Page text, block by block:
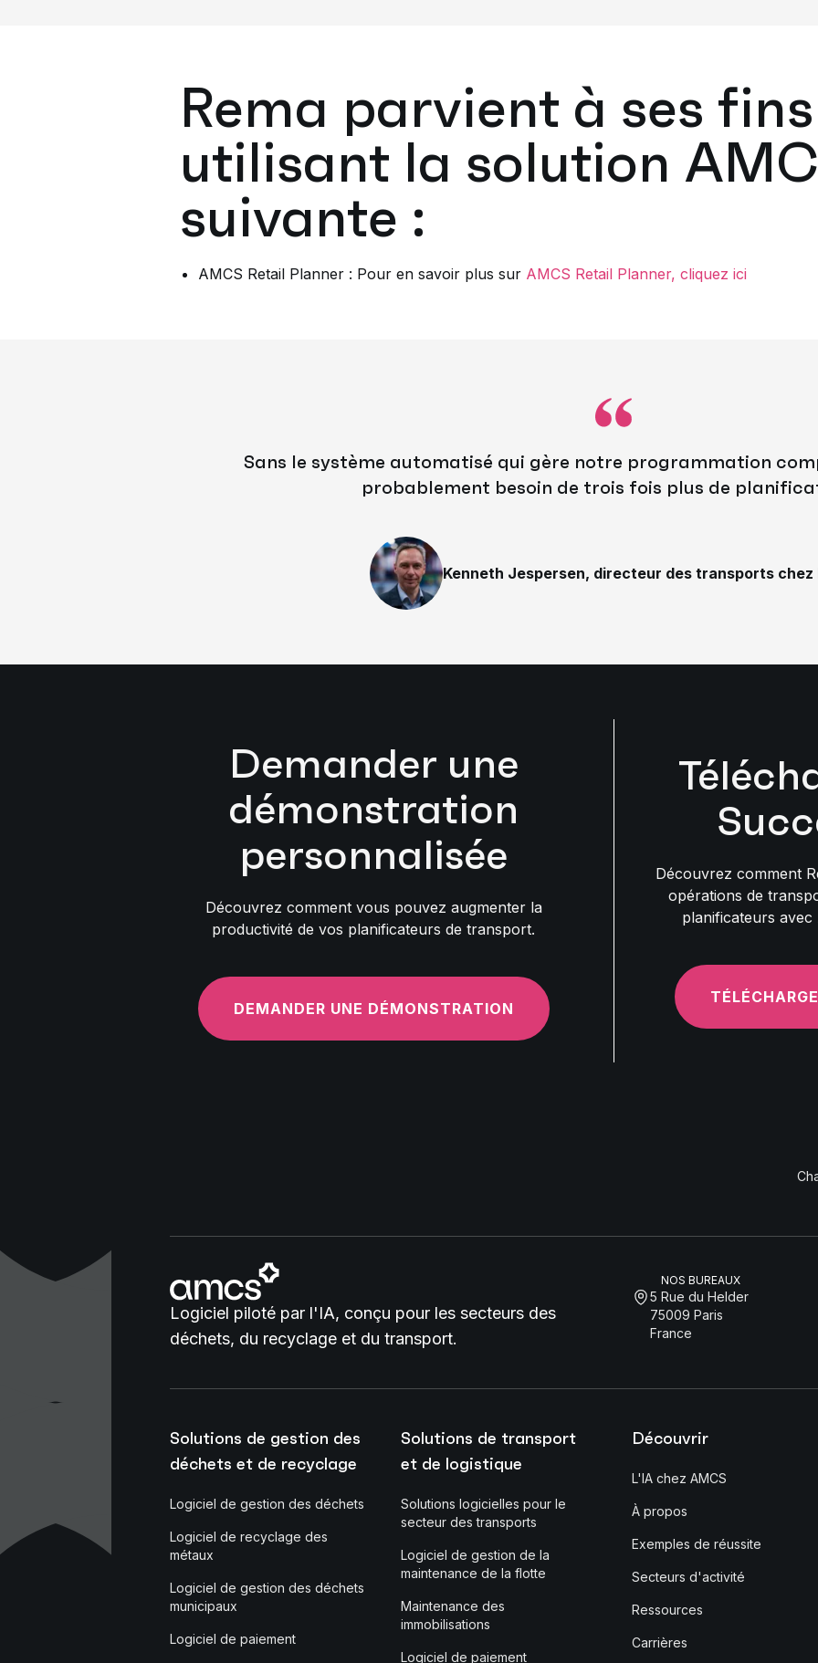
Rema parvient à ses
utilisant la solution
suivante :
AMCS Retail Planner : Pour en savoir plus sur AMCS Retail Planner, cliquez ici
Sans le système automatisé qui gère notre programmation
probablement besoin de trois fois plus de
Kenneth Jespersen, directeur des transports chez
Demander une
démonstration
personnalisée
Découvrez comment vous pouvez augmenter la
productivité de vos planificateurs de transport.
DEMANDER UNE DÉMONSTRATION
Découvrez comment
opérations de
planificateurs avec
Logiciel piloté par l'IA, conçu pour les secteurs des
déchets, du recyclage et du transport.
NOS BUREAUX
5 Rue du Helder
75009 Paris
France
Solutions de gestion des
déchets et de recyclage
Logiciel de gestion des déchets
Logiciel de recyclage des
métaux
Logiciel de gestion des déchets
municipaux
Logiciel de paiement
Solutions de transport
et de logistique
Solutions logicielles pour le
secteur des transports
Logiciel de gestion de la
maintenance de la flotte
Maintenance des
immobilisations
Logiciel de paiement
Découvrir
L'IA chez AMCS
À propos
Exemples de réussite
Secteurs d'activité
Ressources
Carrières